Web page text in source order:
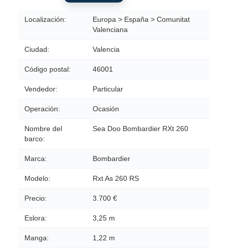
Localización:
Europa > España > Comunitat
Valenciana
Ciudad: Valencia
Código postal: 46001
Vendedor: Particular
Operación: Ocasión
Nombre del
barco:
Sea Doo Bombardier RXt 260
Marca: Bombardier
Modelo: Rxt As 260 RS
Precio: 3.700 €
Eslora: 3,25 m
Manga: 1,22 m